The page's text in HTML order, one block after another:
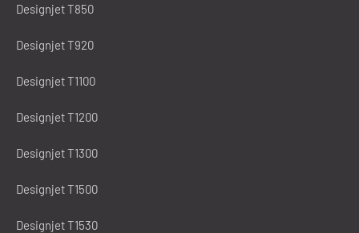
Designjet T850
Designjet T920
Designjet T1100
Designjet T1200
Designjet T1300
Designjet T1500
Designjet T1530